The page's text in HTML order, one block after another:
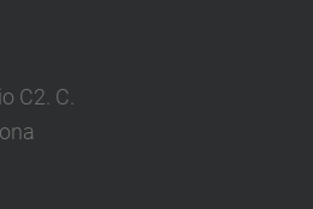
C2. C.